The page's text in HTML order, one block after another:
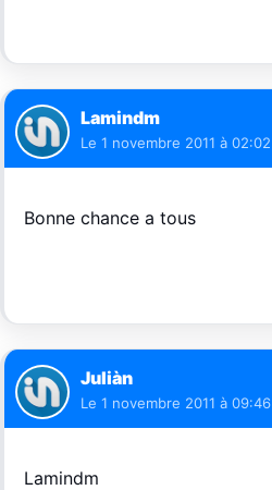
Lamindm
Le 1 novembre 2011 à 02:02
Bonne chance a tous
Juliàn
Le 1 novembre 2011 à 09:46
Lamindm